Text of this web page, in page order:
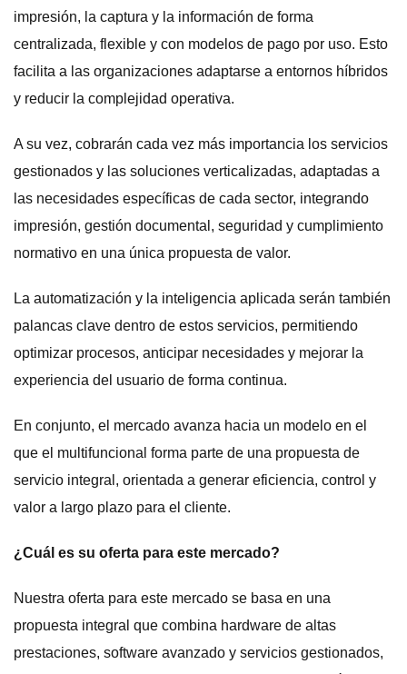
impresión, la captura y la información de forma
centralizada, flexible y con modelos de pago por uso. Esto
facilita a las organizaciones adaptarse a entornos híbridos
y reducir la complejidad operativa.
A su vez, cobrarán cada vez más importancia los servicios
gestionados y las soluciones verticalizadas, adaptadas a
las necesidades específicas de cada sector, integrando
impresión, gestión documental, seguridad y cumplimiento
normativo en una única propuesta de valor.
La automatización y la inteligencia aplicada serán también
palancas clave dentro de estos servicios, permitiendo
optimizar procesos, anticipar necesidades y mejorar la
experiencia del usuario de forma continua.
En conjunto, el mercado avanza hacia un modelo en el
que el multifuncional forma parte de una propuesta de
servicio integral, orientada a generar eficiencia, control y
valor a largo plazo para el cliente.
¿Cuál es su oferta para este mercado?
Nuestra oferta para este mercado se basa en una
propuesta integral que combina hardware de altas
prestaciones, software avanzado y servicios gestionados,